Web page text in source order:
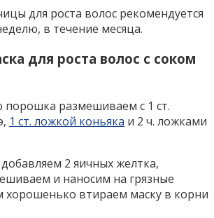
для роста волос рекомендуется
в течение месяца.
для роста волос с соком
порошка размешиваем с 1 ст.
1 ст. ложкой коньяка и 2 ч. ложками
2 яичных желтка,
и наносим на грязные
хорошенько втираем маску в корни